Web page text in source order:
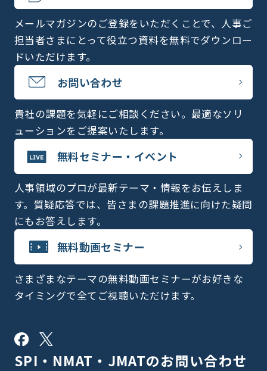
メールマガジンのご登録をいただくことで、人事ご
担当者さまにとって役立つ資料を無料でダウンロー
ドいただけます。
お問い合わせ
貴社の課題を気軽にご相談ください。最適なソリ
ューションをご提案いたします。
無料セミナー・イベント
人事領域のプロが最新テーマ・情報をお伝えしま
す。質疑応答では、皆さまの課題推進に向けた疑問
にもお答えします。
無料動画セミナー
さまざまなテーマの無料動画セミナーがお好きな
タイミングで全てご視聴いただけます。
SPI・NMAT・JMATのお問い合わせ